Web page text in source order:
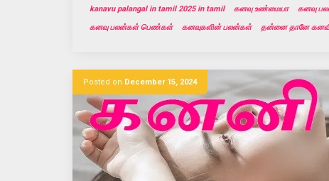
kanavu palangal in tamil 2025 in tamil
கனவு உண்மையா கனவு
கனவு பலன்கள் பெண்கள்
கனவுகளின் பலன்கள் தன்னை தானே
Posted on December 15, 2024